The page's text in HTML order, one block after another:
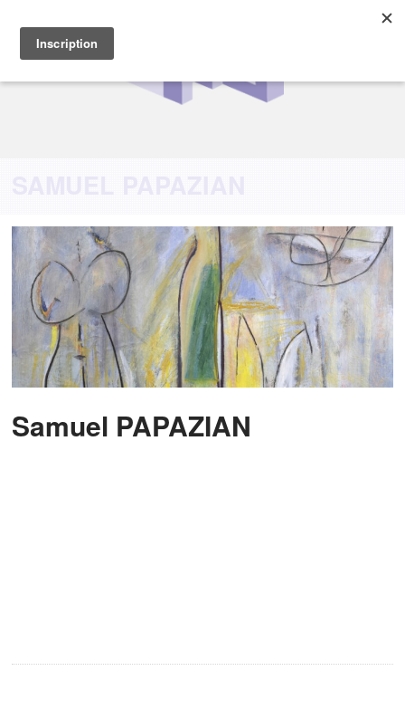
SAMUEL PAPAZIAN
Samuel PAPAZIAN